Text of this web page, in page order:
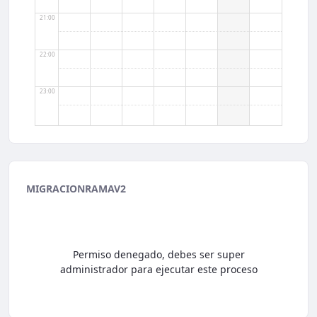
21:00
22:00
23:00
MIGRACIONRAMAV2
Permiso denegado, debes ser super
administrador para ejecutar este proceso